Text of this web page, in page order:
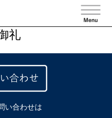
礼
い合わせは